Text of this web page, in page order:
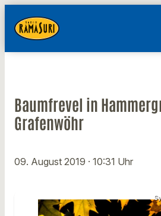
Baumfrevel in
Grafenwöhr
09. August 2019 · 10:31 Uhr